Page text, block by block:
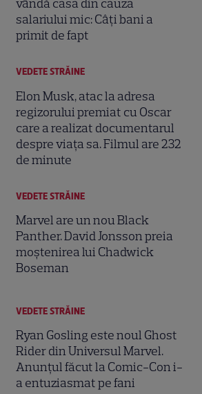
vândă casa din cauza
salariului mic: Câți bani a
primit de fapt
VEDETE STRĂINE
Elon Musk, atac la adresa
regizorului premiat cu Oscar
care a realizat documentarul
despre viața sa. Filmul are 232
de minute
VEDETE STRĂINE
Marvel are un nou Black
Panther. David Jonsson preia
moștenirea lui Chadwick
Boseman
VEDETE STRĂINE
Ryan Gosling este noul Ghost
Rider din Universul Marvel.
Anunțul făcut la Comic-Con i-
a entuziasmat pe fani